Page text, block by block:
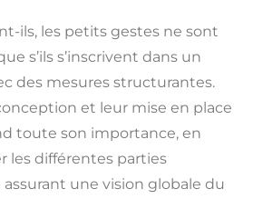
ils, les petits gestes ne sont
s’ils s’inscrivent dans un
des mesures structurantes.
et leur mise en place
toute son importance, en
les différentes parties
une vision globale du